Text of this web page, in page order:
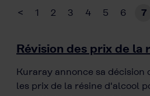
< 1 2 3 4 5 6 7
Révision des prix de la
Kuraray annonce sa décision
les prix de la résine d'alcool